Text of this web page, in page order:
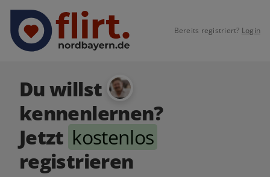
Bereits registriert? Login
Du willst
kennenlernen?
Jetzt kostenlos
registrieren